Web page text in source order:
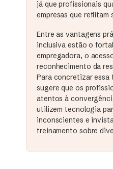
já que profissionais
empresas que reflitam
Entre as vantagens
inclusiva estão o
empregadora, o
reconhecimento da
Para concretizar
sugere que os
atentos à
utilizem tecnologia
inconscientes e
treinamento sobre